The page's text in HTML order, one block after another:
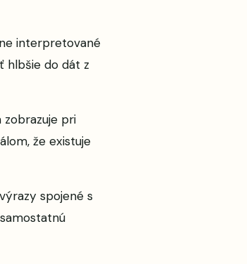
interpretované
hlbšie do dát z
pri
že existuje
spojené s